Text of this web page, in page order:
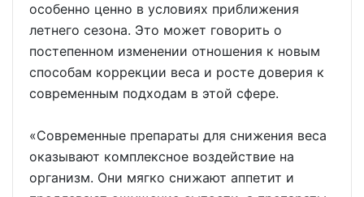
особенно ценно в условиях приближения
летнего сезона. Это может говорить о
постепенном изменении отношения к новым
способам коррекции веса и росте доверия к
современным подходам в этой сфере.
«Современные препараты для снижения веса
оказывают комплексное воздействие на
организм. Они мягко снижают аппетит и